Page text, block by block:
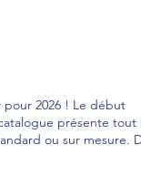
pour 2026 ! Le début
présente tout
ou sur mesure.